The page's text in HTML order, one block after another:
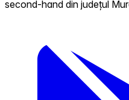
second-hand din județul